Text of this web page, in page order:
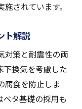
進め方
基礎工事
る基礎工事
な安全性
礎工事の実際
されています。
ト解説
対策と耐震性の両
下換気を考慮した
腐食を防止しま
タ基礎の採用も